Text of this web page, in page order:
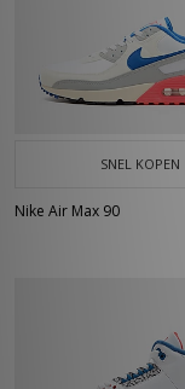
SNEL KOPEN
Nike Air Max 90